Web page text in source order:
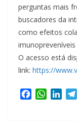
perguntas mais
buscadores da
como efeitos
O acesso está
link: https://
W